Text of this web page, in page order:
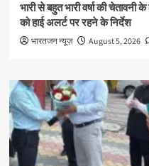
भारी से बहुत भारी वर्षा की
को हाई अलर्ट पर रहने के निर्देश
भारतजन न्यूज़ August 5, 2026